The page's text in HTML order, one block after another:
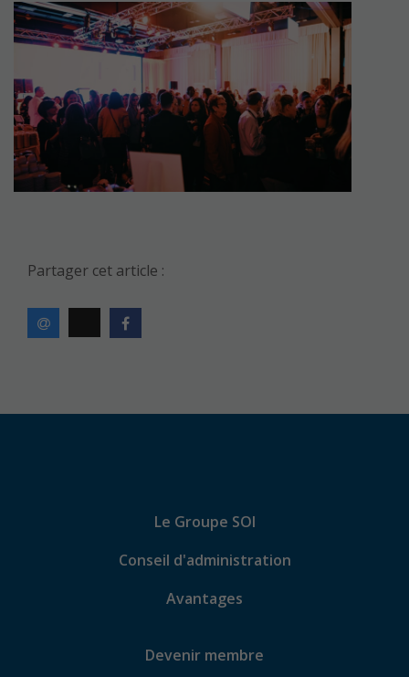
Partager cet article :
Le Groupe SOI
Conseil d'administration
Avantages
Devenir membre